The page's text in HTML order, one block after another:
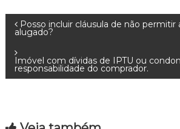
N
a
v
Posso incluir cláusula de não permitir
alugado?
Imóvel com dívidas de IPTU ou
responsabilidade do comprador.